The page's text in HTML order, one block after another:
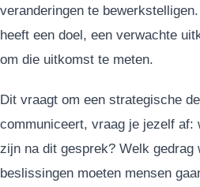
veranderingen te
heeft een doel, een verwachte
om die uitkomst te meten.
Dit vraagt om een strategische
communiceert, vraag je jezelf af:
zijn na dit gesprek? Welk gedrag
beslissingen moeten mensen